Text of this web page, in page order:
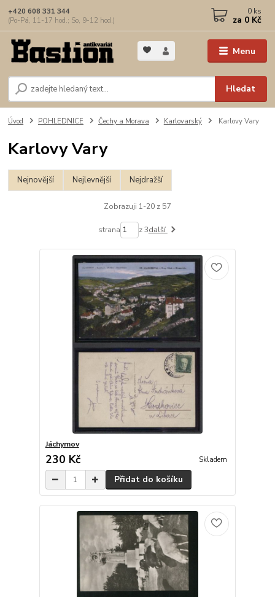
Menu
Hledat
+420 608 331 344
(Po-Pá, 11-17 hod.; So, 9-12 hod.)
0 ks
za 0 Kč
Úvod POHLEDNICE Čechy a Morava Karlovarský Karlovy Vary
Karlovy Vary
Nejnovější Nejlevnější Nejdražší
Zobrazuji 1-20 z 57
strana z 3další
Jáchymov
230 Kč Skladem
Přidat do košíku